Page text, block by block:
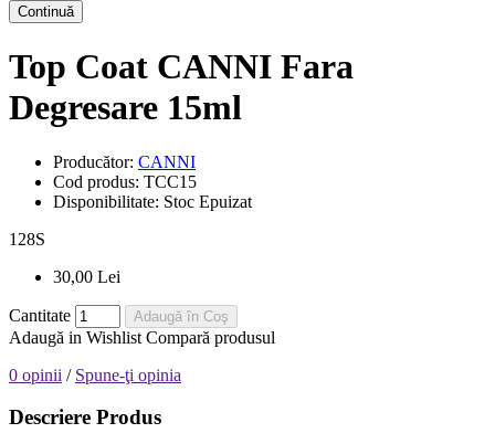
Continuă
Top Coat CANNI Fara
Degresare 15ml
Producător: CANNI
Cod produs: TCC15
Disponibilitate: Stoc Epuizat
128S
30,00 Lei
Cantitate Adaugă în Coş
Adaugă in Wishlist Compară produsul
0 opinii / Spune-ţi opinia
Descriere Produs